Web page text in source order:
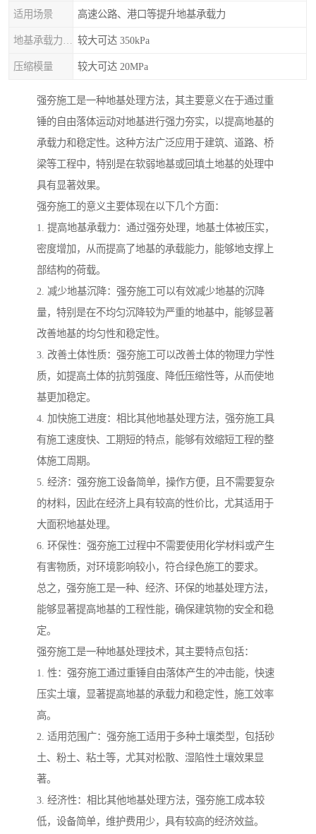
适用场景 高速公路、港口等提升地基承载力
较大可达 350kPa
压缩模量 较大可达 20MPa
强夯施工是一种地基处理方法，其主要意义在于通过重
锤的自由落体运动对地基进行强力夯实，以提高地基的
承载力和稳定性。这种方法广泛应用于建筑、道路、桥
梁等工程中，特别是在软弱地基或回填土地基的处理中
具有显著效果。
强夯施工的意义主要体现在以下几个方面：
1. 提高地基承载力：通过强夯处理，地基土体被压实，
密度增加，从而提高了地基的承载能力，能够地支撑上
部结构的荷载。
2. 减少地基沉降：强夯施工可以有效减少地基的沉降
量，特别是在不均匀沉降较为严重的地基中，能够显著
改善地基的均匀性和稳定性。
3. 改善土体性质：强夯施工可以改善土体的物理力学性
质，如提高土体的抗剪强度、降低压缩性等，从而使地
基更加稳定。
4. 加快施工进度：相比其他地基处理方法，强夯施工具
有施工速度快、工期短的特点，能够有效缩短工程的整
体施工周期。
5. 经济：强夯施工设备简单，操作方便，且不需要复杂
的材料，因此在经济上具有较高的性价比，尤其适用于
大面积地基处理。
6. 环保性：强夯施工过程中不需要使用化学材料或产生
有害物质，对环境影响较小，符合绿色施工的要求。
总之，强夯施工是一种、经济、环保的地基处理方法，
能够显著提高地基的工程性能，确保建筑物的安全和稳
定。
强夯施工是一种地基处理技术，其主要特点包括：
1. 性：强夯施工通过重锤自由落体产生的冲击能，快速
压实土壤，显著提高地基的承载力和稳定性，施工效率
高。
2. 适用范围广：强夯施工适用于多种土壤类型，包括砂
土、粉土、粘土等，尤其对松散、湿陷性土壤效果显
著。
3. 经济性：相比其他地基处理方法，强夯施工成本较
低，设备简单，维护费用少，具有较高的经济效益。